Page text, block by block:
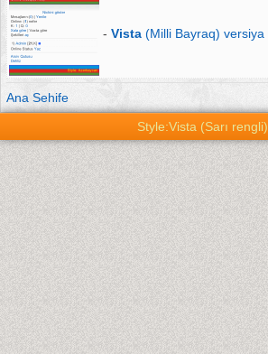
- Vista (Milli Bayraq) versiya
Ana Sehife
Style:Vista (Sarı rengli)